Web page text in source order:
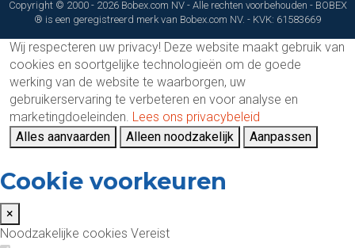
Copyright © 2000 - 2026 Bobex.com NV - Alle rechten voorbehouden - BOBEX
® is een geregistreerd merk van Bobex.com NV. - KVK: 61583669
Wij respecteren uw privacy! Deze website maakt gebruik van
cookies en soortgelijke technologieën om de goede
werking van de website te waarborgen, uw
gebruikerservaring te verbeteren en voor analyse en
marketingdoeleinden. Lees ons privacybeleid
Alles aanvaarden
Alleen noodzakelijk Aanpassen
Cookie voorkeuren
×
Noodzakelijke cookies Vereist